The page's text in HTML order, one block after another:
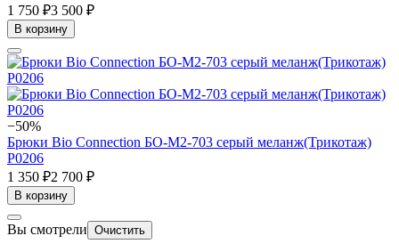
1 750 ₽3 500 ₽
В корзину
−50%
Брюки Bio Connection БО-М2-703 серый меланж(Трикотаж)
Р0206
1 350 ₽2 700 ₽
В корзину
Вы смотрели Очистить